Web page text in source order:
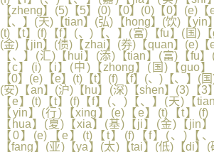
【zheng】(5)【5】(0)【0】(0)【0】(e)
【、】(天)【tian】(弘)【hong】(饮)【yin
(t)【t】(f)【f】(、)【、】(富)【fu】(国)【
(金)【jin】(债)【zhai】(券)【quan】(e)【
【、】(汇)【hui】(添)【tian】(富)【fu
【c】(i)【i】(中)【zhong】(国)【guo
【0】(e)【e】(t)【t】(f)【f】(、)【、】(
(安)【an】(沪)【hu】(深)【shen】(3)【3
【e】(t)【t】(f)【f】(、)【、】(天)【
【yin】(行)【xing】(e)【e】(t)【t】
【hua】(夏)【xia】(基)【ji】(金)【jin
【0】(e)【e】(t)【t】(f)【f】(、)【
【fang】(亚)【ya】(太)【tai】(低)【di】